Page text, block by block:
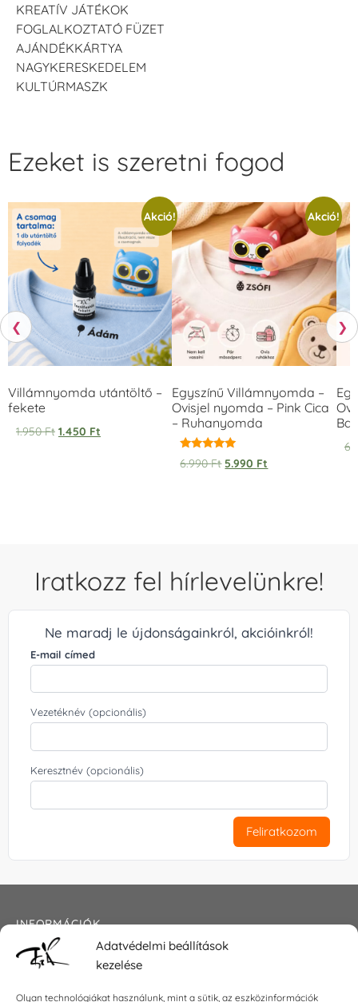
Adatvédelmi beállítások
kezelése
Olyan technológiákat használunk, mint a sütik, az eszközinformációk
KREATÍV JÁTÉKOK
FOGLALKOZTATÓ FÜZET
AJÁNDÉKKÁRTYA
NAGYKERESKEDELEM
KULTÚRMASZK
❮
Ezeket is szeretni fogod
Akció!
Villámnyomda utántöltő –
fekete
1.950Ft 1.450 Ft
Akció!
Egyszínű Villámnyomda –
Ovisjel nyomda – Pink Cica
– Ruhanyomda
Értékelés:
5.00
6.990Ft 5.990 Ft
❯
Iratkozz fel hírlevelünkre!
Ne maradj le újdonságainkról, akcióinkról!
E-mail címed
Vezetéknév (opcionális)
Keresztnév (opcionális)
Feliratkozom
INFORMÁCIÓK
Általános szerződési feltételek
Impresszum